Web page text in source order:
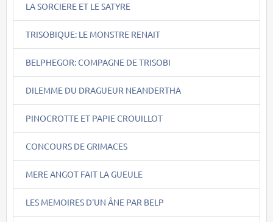
LA SORCIERE ET LE SATYRE
TRISOBIQUE: LE MONSTRE RENAIT
BELPHEGOR: COMPAGNE DE TRISOBI
DILEMME DU DRAGUEUR NEANDERTHA
PINOCROTTE ET PAPIE CROUILLOT
CONCOURS DE GRIMACES
MERE ANGOT FAIT LA GUEULE
LES MEMOIRES D'UN ÂNE PAR BELP